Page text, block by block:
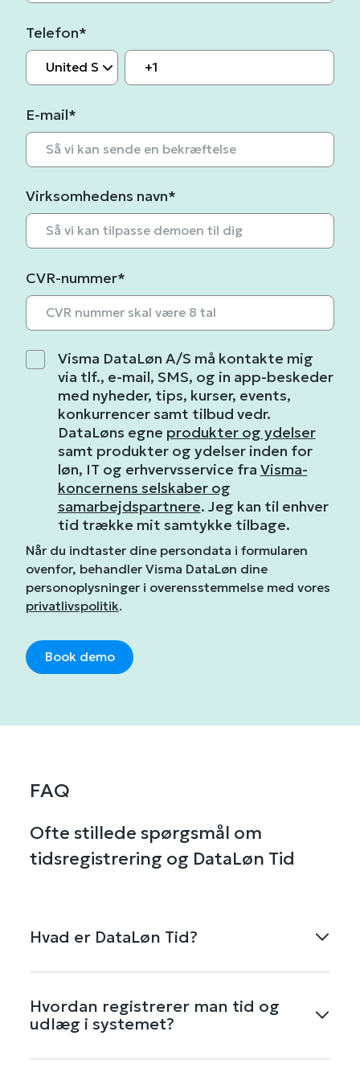
Telefon*
E-mail*
Virksomhedens navn*
CVR-nummer*
Visma DataLøn A/S må kontakte mig
via tlf., e-mail, SMS, og in app-beskeder
med nyheder, tips, kurser, events,
konkurrencer samt tilbud vedr.
DataLøns egne produkter og ydelser
samt produkter og ydelser inden for
løn, IT og erhvervsservice fra Visma-
koncernens selskaber og
samarbejdspartnere. Jeg kan til enhver
tid trække mit samtykke tilbage.
Når du indtaster dine persondata i formularen
ovenfor, behandler Visma DataLøn dine
personoplysninger i overensstemmelse med vores
privatlivspolitik.
FAQ
Ofte stillede spørgsmål om
tidsregistrering og DataLøn Tid
Hvad er DataLøn Tid?
tidsregistreringssystem, så dine medarbejdere
kan indberette arbejdstid, kørsel, udlæg m.m.
via app, web og terminal – og du får fuldt
Hvordan registrerer man tid og
udlæg i systemet?